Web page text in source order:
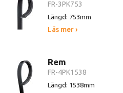
FR-3PK753
Längd: 753mm
Läs mer ›
Rem
FR-4PK1538
Längd: 1538mm